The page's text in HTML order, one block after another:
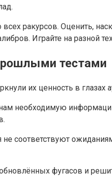
ракурсов. Оценить,
Играйте на разной
тестами
их ценность в
необходимую
соответствуют
фугасов и